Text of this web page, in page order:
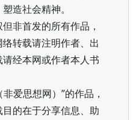
造社会精神。
非首发的所有作品，
转载请注明作者、出
经本网或作者本人书
爱思想网）”的作品，
的在于分享信息、助